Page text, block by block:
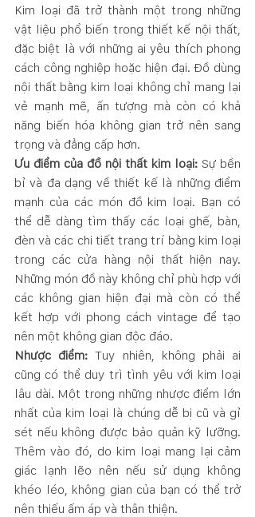
Kim loại đã trở thành một trong những
vật liệu phổ biến trong thiết kế nội thất,
đặc biệt là với những ai yêu thích phong
cách công nghiệp hoặc hiện đại. Đồ dùng
nội thất bằng kim loại không chỉ mang lại
vẻ mạnh mẽ, ấn tượng mà còn có khả
năng biến hóa không gian trở nên sang
trọng và đẳng cấp hơn.
Ưu điểm của đồ nội thất kim loại: Sự bền
bỉ và đa dạng về thiết kế là những điểm
mạnh của các món đồ kim loại. Bạn có
thể dễ dàng tìm thấy các loại ghế, bàn,
đèn và các chi tiết trang trí bằng kim loại
trong các cửa hàng nội thất hiện nay.
Những món đồ này không chỉ phù hợp với
các không gian hiện đại mà còn có thể
kết hợp với phong cách vintage để tạo
nên một không gian độc đáo.
Nhược điểm: Tuy nhiên, không phải ai
cũng có thể duy trì tình yêu với kim loại
lâu dài. Một trong những nhược điểm lớn
nhất của kim loại là chúng dễ bị cũ và gỉ
sét nếu không được bảo quản kỹ lưỡng.
Thêm vào đó, do kim loại mang lại cảm
giác lạnh lẽo nên nếu sử dụng không
khéo léo, không gian của bạn có thể trở
nên thiếu ấm áp và thân thiện.